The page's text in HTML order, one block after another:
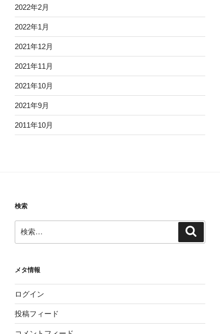
2022年2月
2022年1月
2021年12月
2021年11月
2021年10月
2021年9月
2011年10月
検索
索:
メタ情報
ログイン
投稿フィード